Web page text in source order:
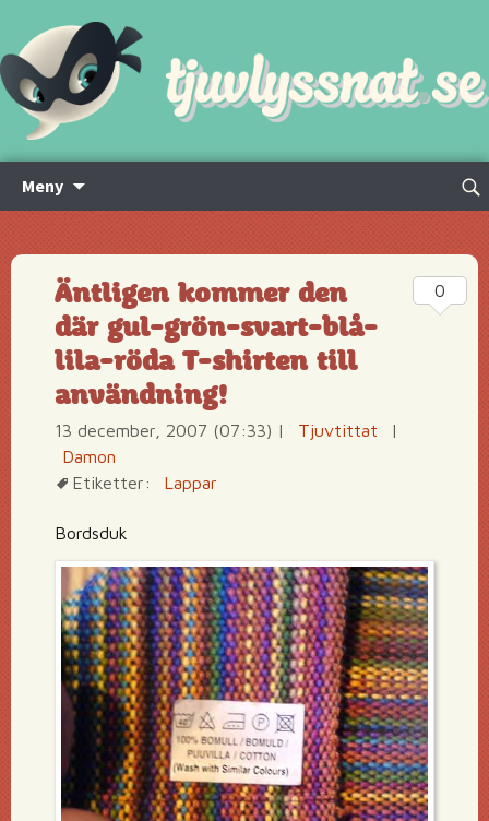
Meny
innehåll
Sök
Äntligen kommer den
där gul-grön-svart-blå-
lila-röda T-shirten till
användning!
13 december, 2007 (07:33) | Tjuvtittat
|
Damon
Etiketter:
Lappar
Bordsduk
0